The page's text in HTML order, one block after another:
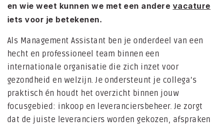
en wie weet kunnen we met een andere vacature
iets voor je betekenen.
Als Management Assistant ben je onderdeel van een
hecht en professioneel team binnen een
internationale organisatie die zich inzet voor
gezondheid en welzijn. Je ondersteunt je collega’s
praktisch én houdt het overzicht binnen jouw
focusgebied: inkoop en leveranciersbeheer. Je zorgt
dat de juiste leveranciers worden gekozen, afspraken